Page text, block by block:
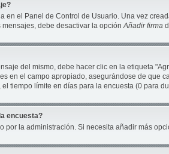
en el Panel de Control de Usuario. Una vez
debe desactivar la opciónAñadir firma
del mismo, debe hacer clic en la etiqueta
en el campo apropiado, asegurándose de
tiempo límite en días para la encuesta (0 para
encuesta?
por la administración. Si necesita añadir más